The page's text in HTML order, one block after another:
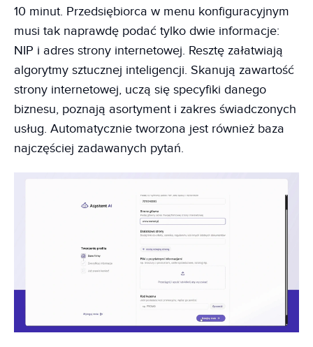
10 minut. Przedsiębiorca w menu konfiguracyjnym
musi tak naprawdę podać tylko dwie informacje:
NIP i adres strony internetowej. Resztę załatwiają
algorytmy sztucznej inteligencji. Skanują zawartość
strony internetowej, uczą się specyfiki danego
biznesu, poznają asortyment i zakres świadczonych
usług. Automatycznie tworzona jest również baza
najczęściej zadawanych pytań.